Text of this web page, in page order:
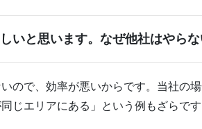
と思います。なぜ他社はやらな
ので、効率が悪いからです。当社の
じエリアにある」という例もざらです